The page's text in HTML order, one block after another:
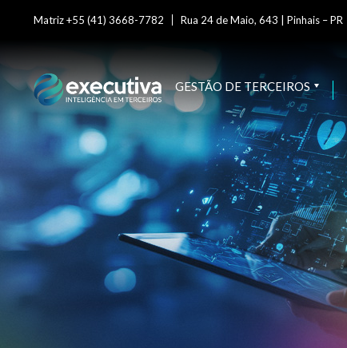
Matriz +55 (41) 3668-7782 Rua 24 de Maio, 643 | Pinhais – PR
GESTÃO DE TERCEIROS